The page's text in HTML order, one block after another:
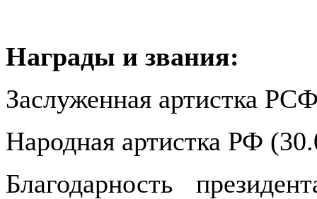
Награды и звания:
Заслуженная артистка
Народная артистка РФ
Благодарность